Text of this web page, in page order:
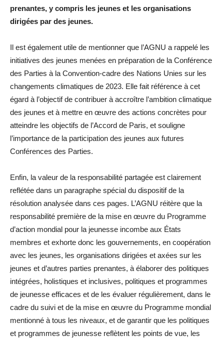
prenantes, y compris les jeunes et les organisations
dirigées par des jeunes.
Il est également utile de mentionner que l’AGNU a rappelé les
initiatives des jeunes menées en préparation de la Conférence
des Parties à la Convention-cadre des Nations Unies sur les
changements climatiques de 2023. Elle fait référence à cet
égard à l’objectif de contribuer à accroître l’ambition climatique
des jeunes et à mettre en œuvre des actions concrètes pour
atteindre les objectifs de l’Accord de Paris, et souligne
l’importance de la participation des jeunes aux futures
Conférences des Parties.
Enfin, la valeur de la responsabilité partagée est clairement
reflétée dans un paragraphe spécial du dispositif de la
résolution analysée dans ces pages. L’AGNU réitère que la
responsabilité première de la mise en œuvre du Programme
d’action mondial pour la jeunesse incombe aux États
membres et exhorte donc les gouvernements, en coopération
avec les jeunes, les organisations dirigées et axées sur les
jeunes et d’autres parties prenantes, à élaborer des politiques
intégrées, holistiques et inclusives, politiques et programmes
de jeunesse efficaces et de les évaluer régulièrement, dans le
cadre du suivi et de la mise en œuvre du Programme mondial
mentionné à tous les niveaux, et de garantir que les politiques
et programmes de jeunesse reflètent les points de vue, les